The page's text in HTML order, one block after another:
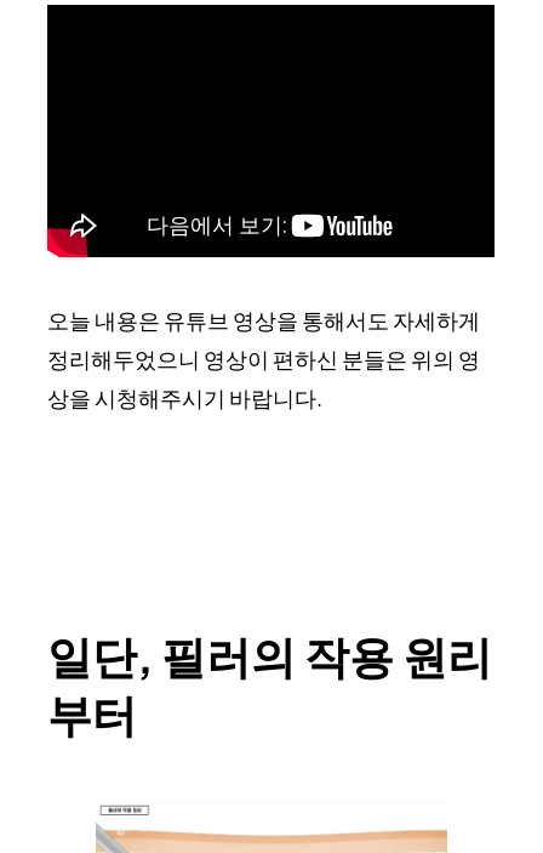
오늘 내용은 유튜브 영상을 통해서도 자세하게
정리해두었으니 영상이 편하신 분들은 위의 영
상을 시청해주시기 바랍니다.
일단, 필러의 작용 원리
부터